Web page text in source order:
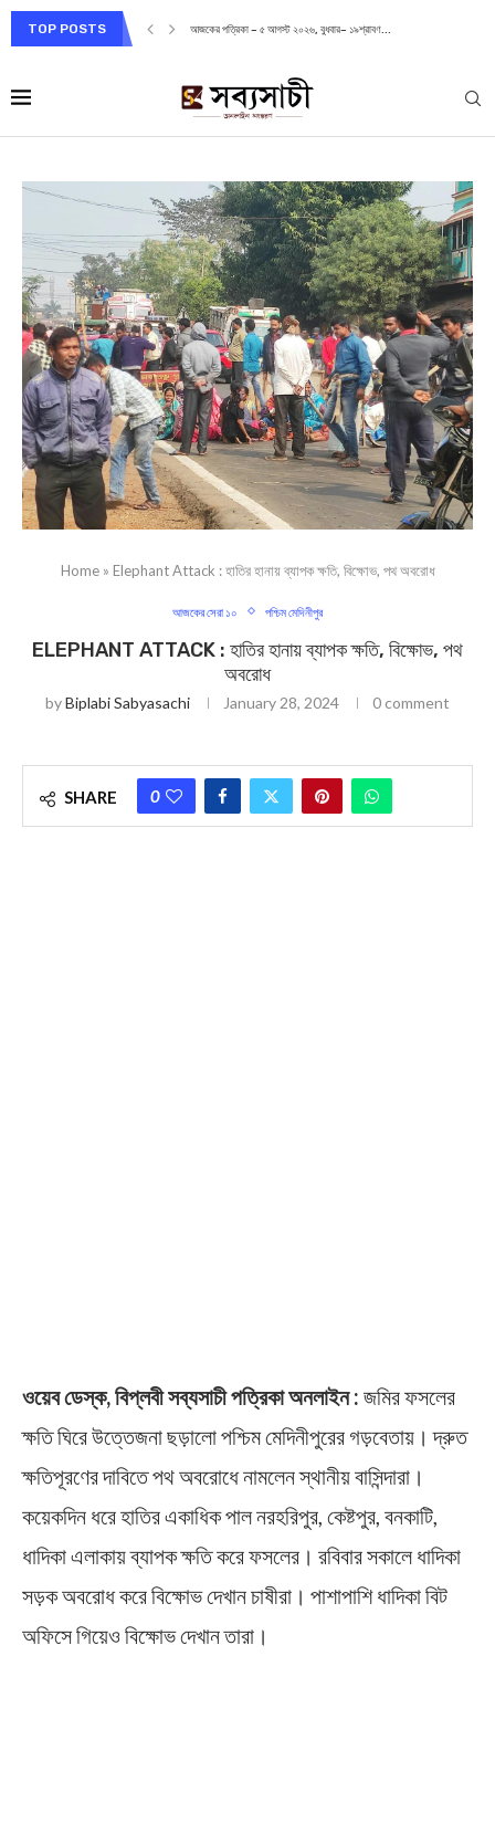
TOP POSTS আজকের পত্রিকা – ৫ আগস্ট ২০২৬, বুধবার– ১৯শ্রাবণ...
Home» Elephant Attack : হাতির হানায় ব্যাপক ক্ষতি, বিক্ষোভ, পথ অবরোধ
আজকের সেরা ১০ পশ্চিম মেদিনীপুর
ELEPHANT ATTACK : হাতির হানায় ব্যাপক ক্ষতি, বিক্ষোভ, পথ
অবরোধ
byBiplabi Sabyasachi January 28, 2024 0 comment
SHARE 0
ওয়েব ডেস্ক, বিপ্লবী সব্যসাচী পত্রিকা অনলাইন : জমির ফসলের
ক্ষতি ঘিরে উত্তেজনা ছড়ালো পশ্চিম মেদিনীপুরের গড়বেতায়। দ্রুত
ক্ষতিপূরণের দাবিতে পথ অবরোধে নামলেন স্থানীয় বাসিন্দারা।
কয়েকদিন ধরে হাতির একাধিক পাল নরহরিপুর, কেষ্টপুর, বনকাটি,
ধাদিকা এলাকায় ব্যাপক ক্ষতি করে ফসলের। রবিবার সকালে ধাদিকা
সড়ক অবরোধ করে বিক্ষোভ দেখান চাষীরা। পাশাপাশি ধাদিকা বিট
অফিসে গিয়েও বিক্ষোভ দেখান তারা।